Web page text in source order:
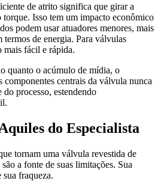
de atrito significa que girar a
Isso tem um impacto econômico
podem usar atuadores menores, mais
termos de energia. Para válvulas
mais fácil e rápida.
quanto o acúmulo de mídia, o
componentes centrais da válvula nunca
do processo, estendendo
do Especialista
tornam uma válvula revestida de
a fonte de suas limitações. Sua
sua fraqueza.